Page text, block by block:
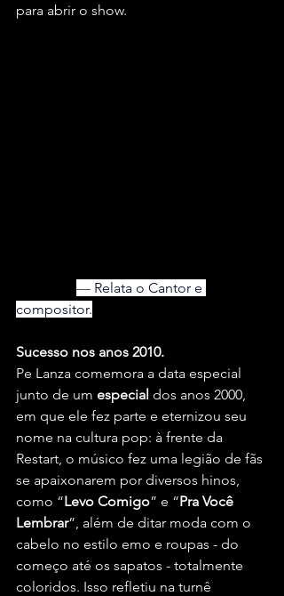
para abrir o show.
— Relata o Cantor e
compositor.
Sucesso nos anos 2010.
Pe Lanza comemora a data especial
junto de um especial dos anos 2000,
em que ele fez parte e eternizou seu
nome na cultura pop: à frente da
Restart, o músico fez uma legião de fãs
se apaixonarem por diversos hinos,
como “Levo Comigo” e “Pra Você
Lembrar”, além de ditar moda com o
cabelo no estilo emo e roupas - do
começo até os sapatos - totalmente
coloridos. Isso refletiu na turnê